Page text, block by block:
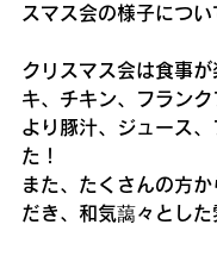
スマス会の様子につい
クリスマス会は食事
キ、チキン、フラン
より豚汁、ジュース
た！
また、たくさんの方
だき、和気藹々とした